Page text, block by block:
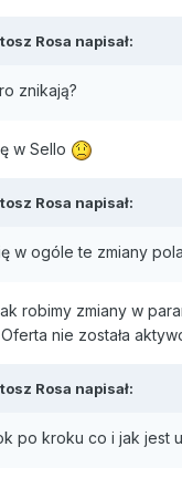
Rosa napisał:
znikają?
w Sello
Rosa napisał:
w ogóle te zmiany
robimy zmiany w
nie została
Rosa napisał:
po kroku co i jak jest